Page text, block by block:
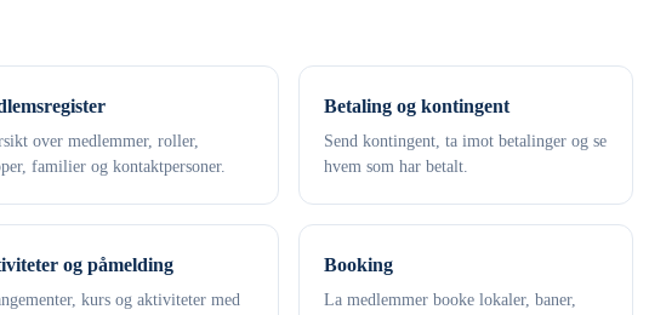
over medlemmer, roller,
familier og kontaktpersoner.
Betaling og kontingent
Send kontingent, ta imot betalinger og se
hvem som har betalt.
og påmelding
kurs og aktiviteter med
Booking
La medlemmer booke lokaler, baner,